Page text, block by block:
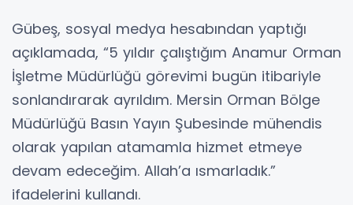
Gübeş, sosyal medya hesabından yaptığı
açıklamada, “5 yıldır çalıştığım Anamur Orman
İşletme Müdürlüğü görevimi bugün itibariyle
sonlandırarak ayrıldım. Mersin Orman Bölge
Müdürlüğü Basın Yayın Şubesinde mühendis
olarak yapılan atamamla hizmet etmeye
devam edeceğim. Allah’a ısmarladık.”
ifadelerini kullandı.